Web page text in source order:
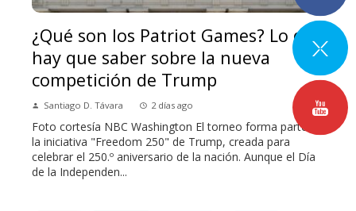
¿Qué son los Patriot Games? Lo que
hay que saber sobre la nueva
competición de Trump
Santiago D. Távara 2 días ago
Foto cortesía NBC Washington El torneo forma parte de
la iniciativa "Freedom 250" de Trump, creada para
celebrar el 250.º aniversario de la nación. Aunque el Día
de la Independen...